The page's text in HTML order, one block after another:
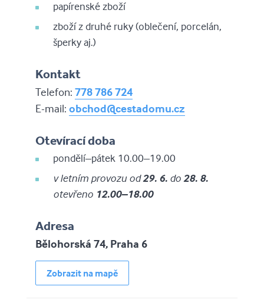
papírenské zboží
zboží z druhé ruky (oblečení, porcelán,
šperky aj.)
Kontakt
Telefon: 778 786 724
E-mail: obchod@cestadomu.cz
Otevírací doba
pondělí–pátek 10.00–19.00
v letním provozu od29. 6. do28. 8.
otevřeno 12.00–18.00
Adresa
Bělohorská 74, Praha 6
Zobrazit na mapě